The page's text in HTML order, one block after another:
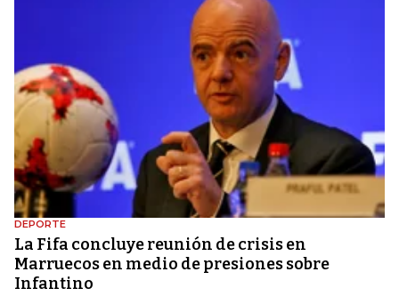
DEPORTE
La Fifa concluye reunión de crisis en
Marruecos en medio de presiones sobre
Infantino